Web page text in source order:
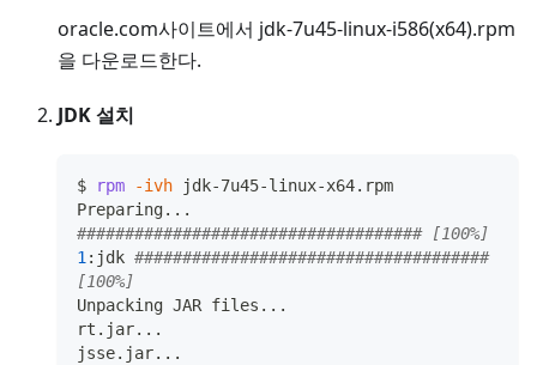
oracle.com사이트에서 jdk-7u45-linux-i586(x64).rpm
을 다운로드한다.
JDK 설치
$ rpm -ivh jdk-7u45-linux-x64.rpm
Preparing..
#################################### [100%]
1:jdk #####################################
[100%]
Unpacking JAR files .. .
rt.jar.. .
jsse.jar.. .